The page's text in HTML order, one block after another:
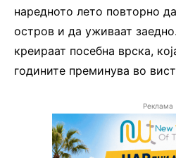
наредното лето повторно
остров и да уживаат
креираат посебна врска,
годините преминува во
Реклама